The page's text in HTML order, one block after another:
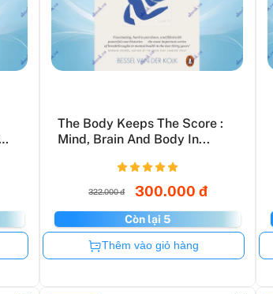
The Body Keeps The Score :
Mind, Brain And Body In...
322.000 đ 300.000 đ
Còn lại 5
Còn hàng
Thêm vào giỏ hàng